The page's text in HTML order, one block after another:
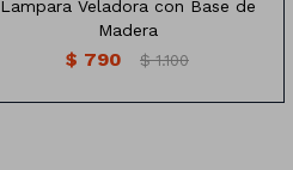
Lampara Veladora con Base de
Madera
$ 790 $ 1.100